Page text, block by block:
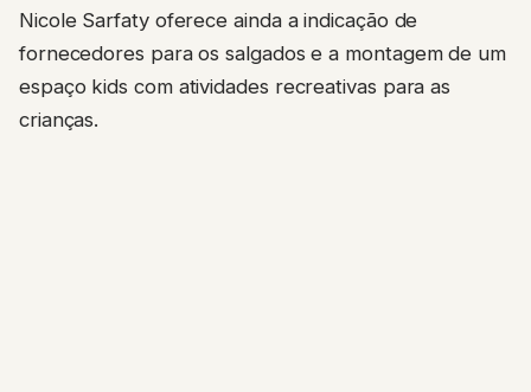
Nicole Sarfaty oferece ainda a indicação de
fornecedores para os salgados e a montagem de um
espaço kids com atividades recreativas para as
crianças.